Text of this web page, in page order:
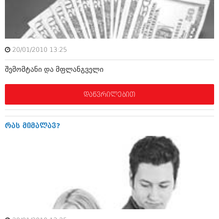
მარტი 2014 (413)
თებერვალი 2014 (318)
იანვარი 2014 (297)
დეკემბერი 2013 (365)
ოქტომბერი 2013 (256)
სექტემბერი 2013 (368)
აგვისტო 2013 (89)
ივნისი 2013 (212)
აპრილი 2013 (304)
თებერვალი 2013 (204)
აგვისტო 2012 (268)
ივლისი 2012 (322)
ივნისი 2012 (282)
მაისი 2012 (240)
20/01/2010 13:25
შემომტანი და მფლანგველი
დაწვრილებით
რას მიმალავ?